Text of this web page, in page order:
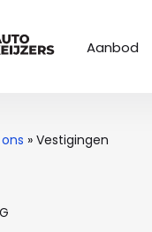
Aanbod
» Vestigingen